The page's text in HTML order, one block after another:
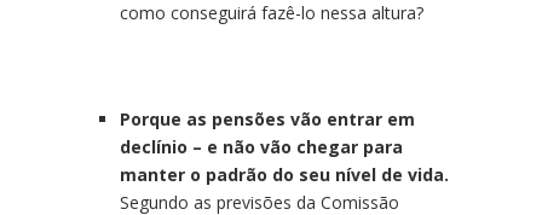
como conseguirá fazê-lo nessa altura?
Porque as pensões vão entrar em
declínio – e não vão chegar para
manter o padrão do seu nível de vida.
Segundo as previsões da Comissão